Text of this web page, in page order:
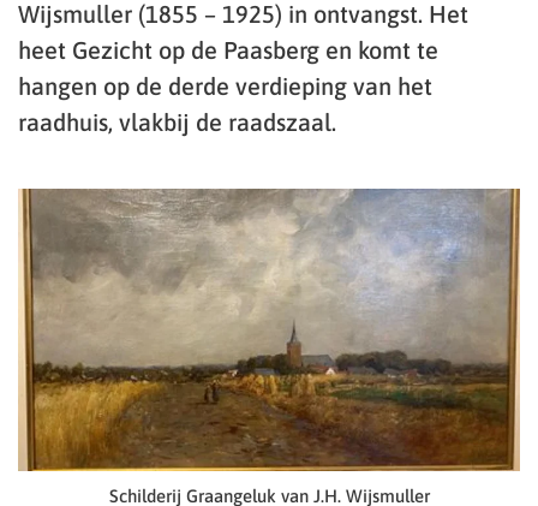
Wijsmuller (1855 – 1925) in ontvangst. Het
heet Gezicht op de Paasberg en komt te
hangen op de derde verdieping van het
raadhuis, vlakbij de raadszaal.
Schilderij Graangeluk van J.H. Wijsmuller